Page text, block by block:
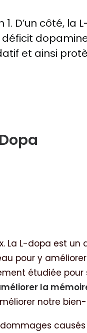
D’un côté, la
et ainsi
La L-dopa est un
pour y
étudiée pour
la
notre